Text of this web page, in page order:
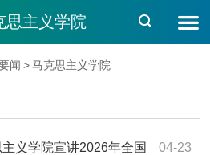
思主义学院
闻 > 马克思主义学院
04-23
义学院宣讲2026年全国